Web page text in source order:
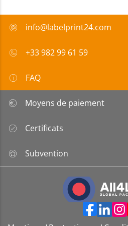
info@labelprint24.com
+33 982 99 61 59
FAQ
Moyens de paiement
Certificats
Subvention